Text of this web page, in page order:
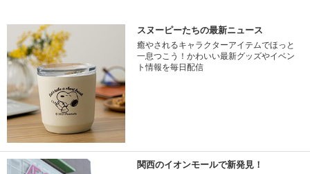
スヌーピーたちの最新ニュース
癒やされるキャラクターアイテムでほっと
一息つこう！かわいい最新グッズやイベン
ト情報を毎日配信
関西のイオンモールで新発見！